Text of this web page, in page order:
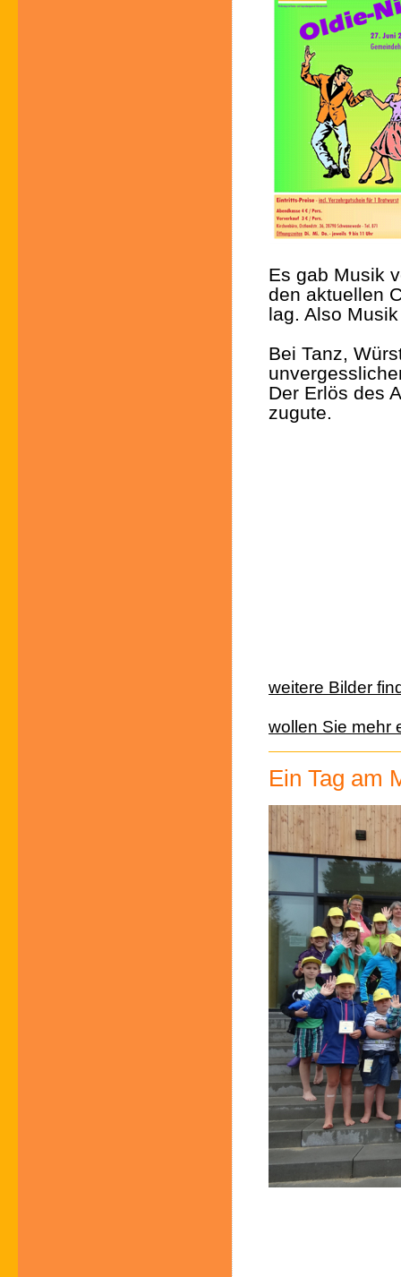
Es gab Musik
den aktuellen
lag. Also
Bei Tanz,
Der Erlös des
zugute.
weitere Bilder
wollen Sie mehr
Ein Tag am